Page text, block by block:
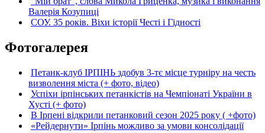
Валерія Козупиці
СОУ. 35 років. Віхи історії Честі і Гідності
Фотогалерея
Петанк-клуб ІРПІНЬ здобув 3-тє місце турніру на честь
визволення міста (+ фото, відео)
Успіхи ірпінських петанкістів на Чемпіонаті України в
Хусті (+ фото)
В Ірпені відкрили петанковий сезон 2025 року ( +фото)
«Рейдернути» Ірпінь можливо за умови консолідації